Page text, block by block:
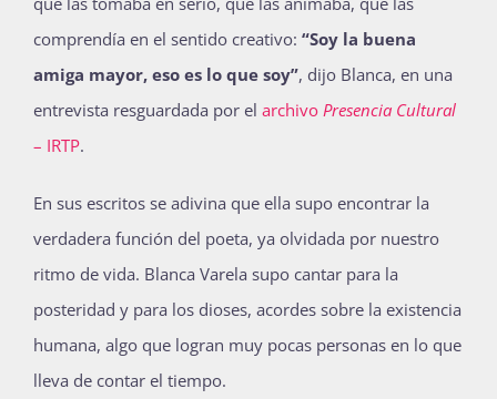
comprendía en el sentido creativo: “Soy la buena
amiga mayor, eso es lo que soy”, dijo Blanca, en una
entrevista resguardada por el archivo Presencia Cultural
– IRTP.
En sus escritos se adivina que ella supo encontrar la
verdadera función del poeta, ya olvidada por nuestro
ritmo de vida. Blanca Varela supo cantar para la
posteridad y para los dioses, acordes sobre la existencia
humana, algo que logran muy pocas personas en lo que
lleva de contar el tiempo.